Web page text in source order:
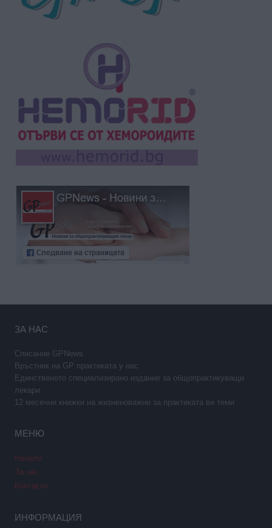
ЗА НАС
Списание GPNews
Връстник на GP практиката у нас
Единственото специализирано издание за общопрактикуващи
лекари
12 месечни книжки на жизненоважни за практиката ви теми
МЕНЮ
Начало
За нас
Контакти
ИНФОРМАЦИЯ